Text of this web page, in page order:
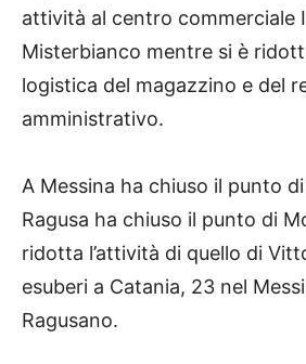
attività al centro commerciale
Misterbianco mentre si è
logistica del magazzino e del
amministrativo.
A Messina ha chiuso il punto
Ragusa ha chiuso il punto di
ridotta l’attività di quello di
esuberi a Catania, 23 nel
Ragusano.